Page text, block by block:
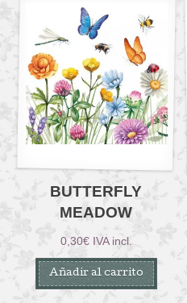
BUTTERFLY
MEADOW
0,30€ IVA incl.
Añadir al carrito